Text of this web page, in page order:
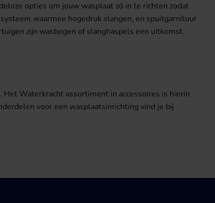
opties om jouw wasplaat zó in te richten zodat
waarmee hogedruk slangen, en spuitgarnituur
zijn wasbogen of slanghaspels een uitkomst.
Het Waterkracht assortiment in accessoires is hierin
voor een wasplaatsinrichting vind je bij